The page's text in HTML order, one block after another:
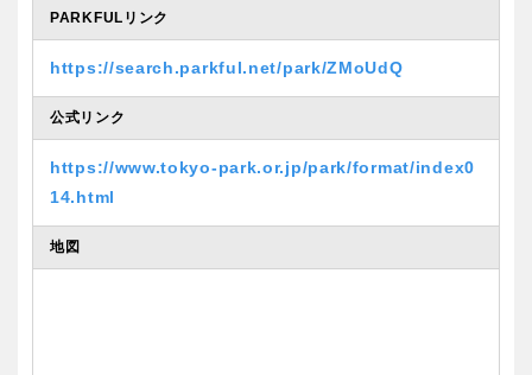
PARKFULリンク
https://search.parkful.net/park/ZMoUdQ
公式リンク
https://www.tokyo-park.or.jp/park/format/index0
14.html
地図